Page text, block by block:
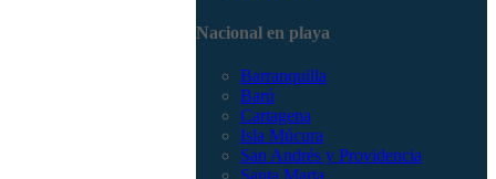
Nacional en playa
Barranquilla
Barú
Cartagena
Isla Múcura
San Andrés y Providencia
Santa Marta